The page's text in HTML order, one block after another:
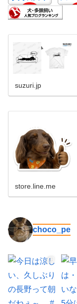
suzuri.jp
store.line.me
choco_pe